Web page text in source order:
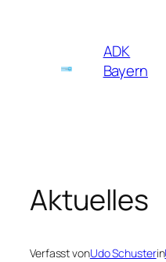
ADK
Bayern
Aktuelles
Verfasst vonUdo Schusterin